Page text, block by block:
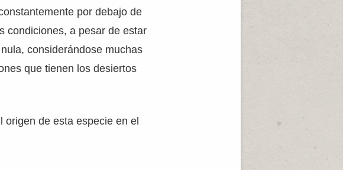
por debajo de
condiciones, a pesar de estar
considerándose muchas
que tienen los desiertos
origen de esta especie en el